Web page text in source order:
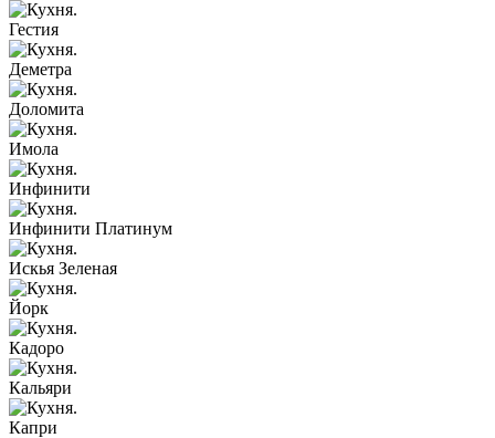
Гестия
Деметра
Доломита
Имола
Инфинити
Инфинити Платинум
Искья Зеленая
Йорк
Кадоро
Кальяри
Капри